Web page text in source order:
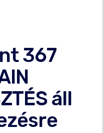
367
áll